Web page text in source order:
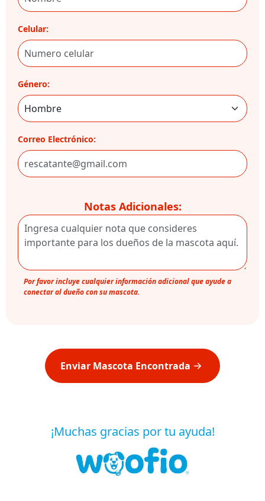
Celular:
Género:
Correo Electrónico:
Notas Adicionales:
Por favor incluye cualquier información adicional que ayude a
conectar al dueño con su mascota.
Enviar Mascota Encontrada
¡Muchas gracias por tu ayuda!